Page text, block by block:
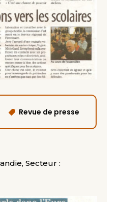
Revue de presse
Secteur :